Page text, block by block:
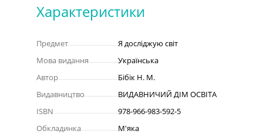
Характеристики
Предмет
Я досліджую світ
Мова видання
Українська
Автор
Бібік Н. М.
Видавництво
ВИДАВНИЧИЙ ДІМ ОСВІТА
ISBN
978-966-983-592-5
Обкладинка
М'яка